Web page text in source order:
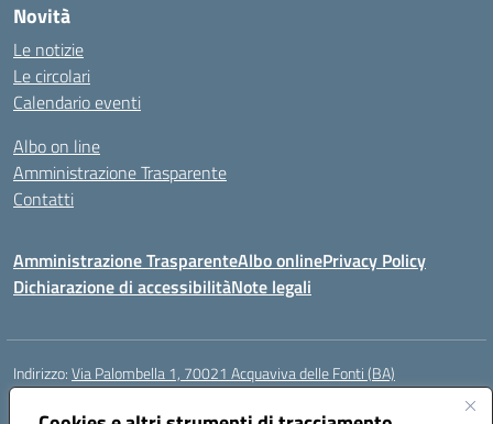
Novità
Le notizie
Le circolari
Calendario eventi
Albo on line
Amministrazione Trasparente
Contatti
Amministrazione TrasparenteAlbo onlinePrivacy Policy
Dichiarazione di accessibilitàNote legali
Indirizzo:Via Palombella 1, 70021 Acquaviva delle Fonti (BA)
Centralino:
Posta elettronica certificata (PEC):baic89400e@pec.istruzione.it